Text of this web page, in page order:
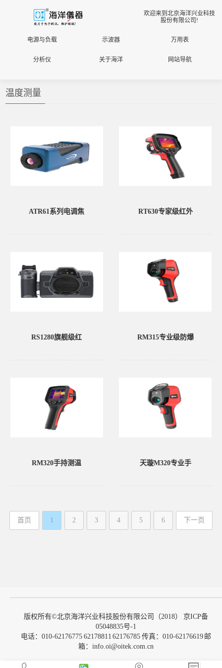
欢迎来到北京海洋兴业科技
股份有限公司!
电源与负载 示波器 万用表
分析仪 关于海洋 网站导航
温度测量
ATR61系列电调焦 RT630专家级红外
RS1280旗舰级红 RM315专业级防爆
RM320手持测温 天璇M320专业手
首页 1 2 3 4 5 6 下一页
版权所有©北京海洋兴业科技股份有限公司（2018）
京ICP备
05048835号-1
电话：010-62176775 62178811 62176785 传真：010-62176619 邮
箱：info.oi@oitek.com.cn